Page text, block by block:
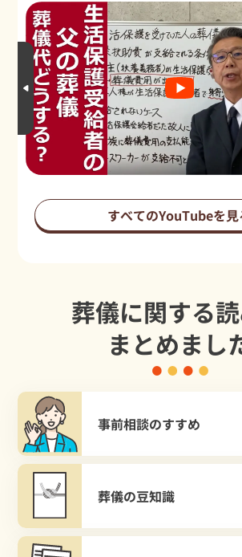
すべてのYouTubeを見
葬儀に関する
まとめまし
事前相談のすすめ
葬儀の豆知識